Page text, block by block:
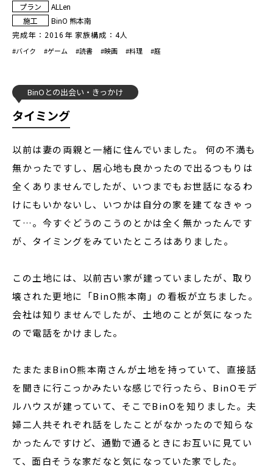
プラン
ALLen
施工
BinO 熊本南
完成年： 2016年 家族構成： 4人
#バイク #ゲーム #読書 #映画 #料理 #庭
BinOとの出会い きっかけ
タイミング
以前は妻の両親と一緒に住んでいました。 何の不満も
無かったですし、居心地も良かったので出るつもりは
全くありませんでしたが、いつまでもお世話になるわ
けにもいかないし、いつかは自分の家を建てなきゃっ
て…。今すぐどうのこうのとかは全く無かったんです
が、タイミングをみていたところはありました。
この土地には、以前古い家が建っていましたが、取り
壊された更地に「BinO熊本南」の看板が立ちました。
会社は知りませんでしたが、土地のことが気になった
ので電話をかけました。
たまたまBinO熊本南さんが土地を持っていて、直接話
を聞きに行こっかみたいな感じで行ったら、BinOモデ
ルハウスが建っていて、そこでBinOを知りました。夫
婦二人共それぞれ話をしたことがなかったので知らな
かったんですけど、通勤で通るときにお互いに見てい
て、面白そうな家だなと気になっていた家でした。